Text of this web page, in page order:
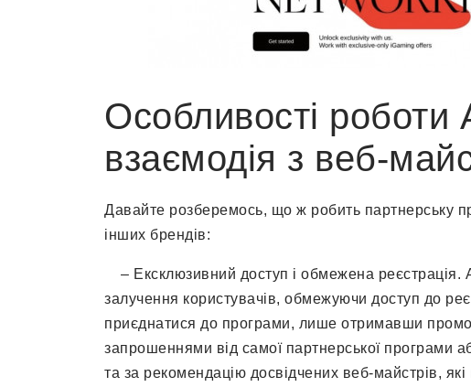
Особливості роботи
взаємодія з веб-
Давайте розберемось, що ж робить партнерську
інших брендів:
– Ексклюзивний доступ і обмежена реєстрація.
залучення користувачів, обмежуючи доступ до
приєднатися до програми, лише отримавши
запрошеннями від самої партнерської програми
та за рекомендацію досвідчених веб-майстрів,